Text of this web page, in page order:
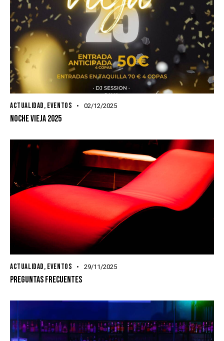
ACTUALIDAD, EVENTOS 02/12/2025
NOCHE VIEJA 2025
ACTUALIDAD, EVENTOS 29/11/2025
PREGUNTAS FRECUENTES